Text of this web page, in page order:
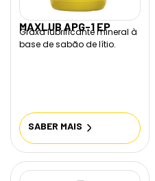
MAXLUB APG-1 EP
Graxa lubrificante mineral à
base de sabão de lítio.
SABER MAIS